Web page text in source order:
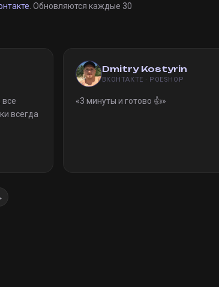
. Обновляются каждые 30
всегда
Dmitry Kostyrin
ВКОНТАКТЕ · POESHOP
«3 минуты и готово 👍»